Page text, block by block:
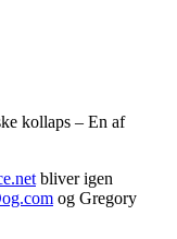
kollaps – En af
bliver igen
og Gregory